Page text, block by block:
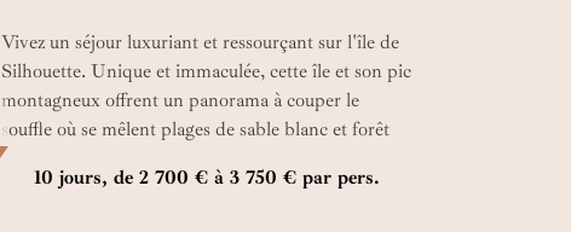
Vivez un séjour luxuriant et ressourçant sur l'île de
Silhouette. Unique et immaculée, cette île et son pic
montagneux offrent un panorama à couper le
souffle où se mêlent plages de sable blanc et forêt
tropicale. Les luxueuses villas du Niva Labriz
Silhouette flirtent ici avec une nature préservée et
10 jours, de 2 700 € à 3 750 € par pers.